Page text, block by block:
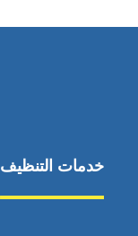
خدمات التنظيف